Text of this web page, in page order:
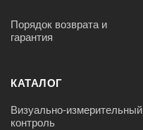
Порядок возврата и
гарантия
КАТАЛОГ
Визуально-измерительный
контроль